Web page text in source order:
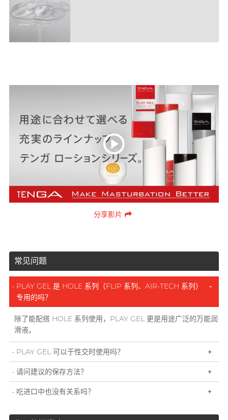
分享影片
常见问题
PLAY GEL 是 HOLE 系列（FLIP 系列、AIR-TECH 系列）
专用的吗？
-
除了能配搭 HOLE 系列使用，PLAY GEL 更是用途广泛的万能润
滑液。
PLAY GEL 可以于性交时使用吗？ +
请问建议的保存方法？ +
吃进口中也没有关系吗？ +